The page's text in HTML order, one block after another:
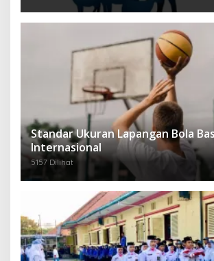
Standar Ukuran Lapangan Bola
Internasional
5157 Dilihat